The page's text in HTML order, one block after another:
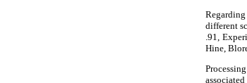
different
.91,
Hine,